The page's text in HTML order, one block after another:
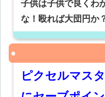
子供は子供で良くわ
な！殴れば大団円か
ピクセルマス